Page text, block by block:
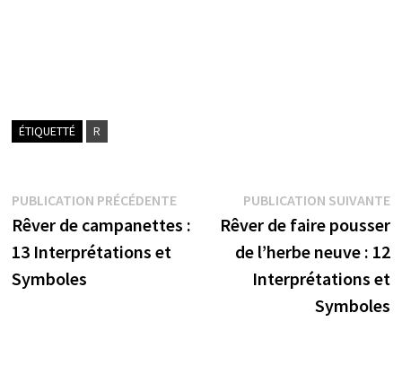
ÉTIQUETTÉ R
Navigation
de
l’article
PUBLICATION PRÉCÉDENTEPublication
précédente :
Rêver de campanettes :
13 Interprétations et
Symboles
PUBLICATION SUIVANTE
Rêver de faire pousser
de l’herbe neuve : 12
Interprétations et
Symboles